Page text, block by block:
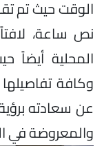
نص ساعة،
المحلية أيضاً
وكافة
عن سعادته
والمعروضة في